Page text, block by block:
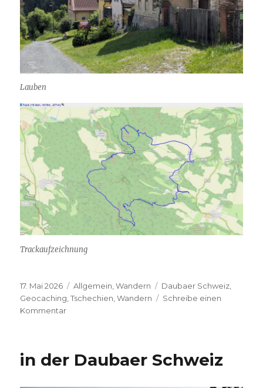
Lauben
Trackaufzeichnung
Veröffentlicht
am
17. Mai 2026 Kategorien
Allgemein ,Wandern Schlagwörter
Daubaer Schweiz
Geocaching ,Tschechien ,Wandern
Schreibe einen
Kommentar
Wilhoscht
in der Daubaer Schweiz